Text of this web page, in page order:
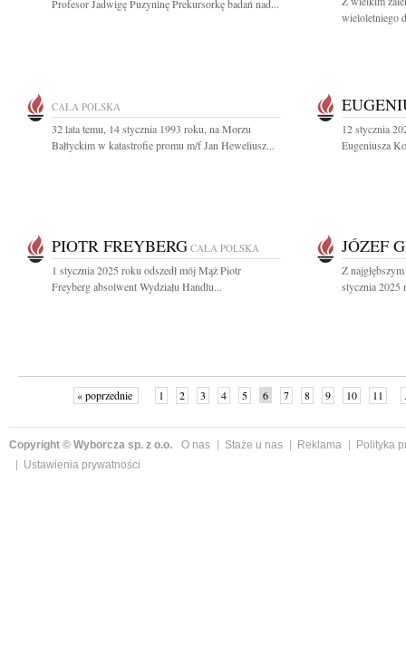
Profesor Jadwigę Puzyninę Prekursorkę badań nad...
wieloletniego
CAŁA POLSKA
32 lata temu, 14 stycznia 1993 roku, na Morzu
Bałtyckim w katastrofie promu m/f Jan Heweliusz...
12 stycznia
Eugeniusza
PIOTR FREYBERG CAŁA POLSKA
1 stycznia 2025 roku odszedł mój Mąż Piotr
Freyberg absolwent Wydziału Handlu...
JÓZEF
Z
stycznia 2025
« poprzednie 1 2 3 4 5 6 7 8 9 10 11
Copyright © Wyborcza sp. z o.o. O nas Staże u nas Reklama
Polityka
Ustawienia prywatności